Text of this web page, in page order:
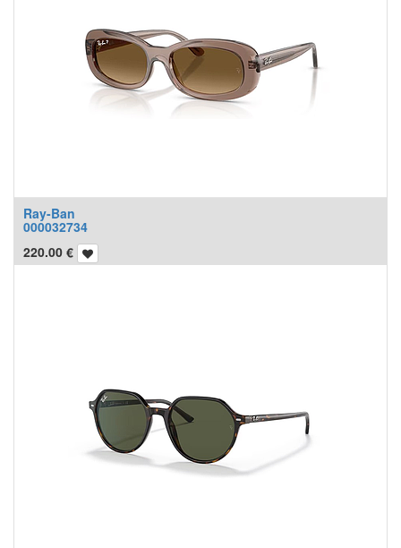
Ray-Ban
000032734
220.00 €